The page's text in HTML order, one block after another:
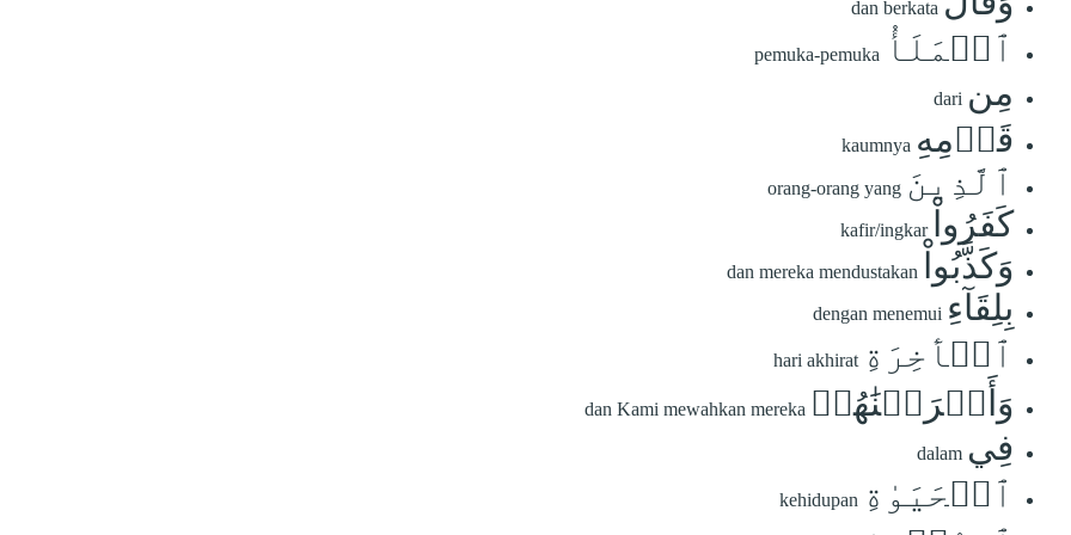
dan berkata
ٱلۡمَلَأُ pemuka-pemuka
مِن dari
قَوۡمِهِ kaumnya
ٱلَّذِينَ orang-orang yang
كَفَرُواْ kafir/ingkar
وَكَذَّبُواْ dan mereka mendustakan
بِلِقَآءِ dengan menemui
ٱلۡأٓخِرَةِ hari akhirat
وَأَتۡرَفۡنَٰهُمۡ dan Kami mewahkan mereka
فِي dalam
ٱلۡحَيَوٰةِ kehidupan